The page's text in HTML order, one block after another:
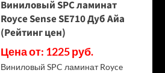
Виниловый SPC ламинат
Royce Sense SE710 Дуб Айа
(Рейтинг цен)
Цена от: 1225 руб.
Виниловый SPC ламинат Royce